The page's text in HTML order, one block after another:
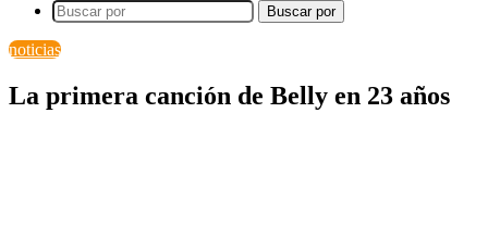
Buscar por
noticias
La primera canción de Belly en 23 años